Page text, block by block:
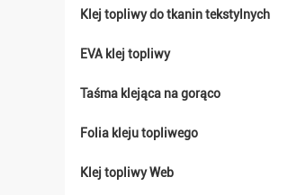
Klej topliwy do tkanin tekstylnych
EVA klej topliwy
Taśma klejąca na gorąco
Folia kleju topliwego
Klej topliwy Web